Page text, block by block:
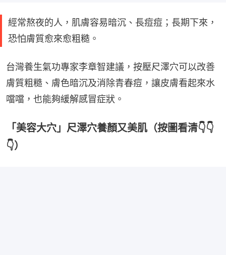
經常熬夜的人，肌膚容易暗沉、長痘痘；長期下來，
恐怕膚質愈來愈粗糙。
台灣養生氣功專家李章智建議，按壓尺澤穴可以改善
膚質粗糙、膚色暗沉及消除青春痘，讓皮膚看起來水
噹噹，也能夠緩解感冒症狀。
「美容大穴」尺澤穴養顏又美肌（按圖看清👇👇
👇）